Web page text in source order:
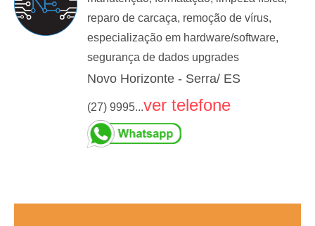
reparo de carcaça, remoção de vírus,
especialização em hardware/software,
segurança de dados upgrades
Novo Horizonte - Serra/ ES
(27) 9995...ver telefone